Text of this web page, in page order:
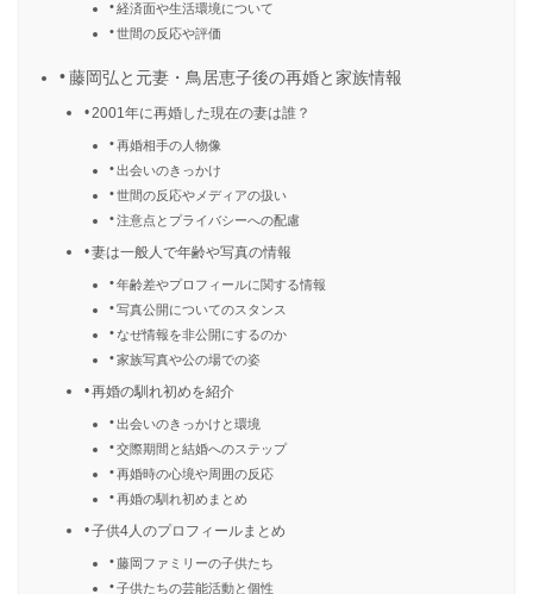
経済面や生活環境について
世間の反応や評価
藤岡弘と元妻・鳥居恵子後の再婚と家族情報
2001年に再婚した現在の妻は誰？
再婚相手の人物像
出会いのきっかけ
世間の反応やメディアの扱い
注意点とプライバシーへの配慮
妻は一般人で年齢や写真の情報
年齢差やプロフィールに関する情報
写真公開についてのスタンス
なぜ情報を非公開にするのか
家族写真や公の場での姿
再婚の馴れ初めを紹介
出会いのきっかけと環境
交際期間と結婚へのステップ
再婚時の心境や周囲の反応
再婚の馴れ初めまとめ
子供4人のプロフィールまとめ
藤岡ファミリーの子供たち
子供たちの芸能活動と個性